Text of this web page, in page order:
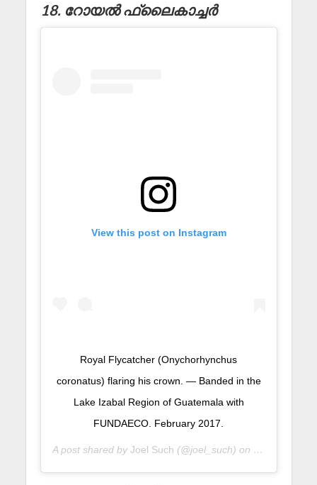
18. റോയൽ ഫ്ലൈകാച്ചർ
View this post on Instagram
Royal Flycatcher (Onychorhynchus
coronatus) flaring his crown. — Banded in the
Lake Izabal Region of Guatemala with
FUNDAECO. February 2017.
A post shared by Joel Such (@joel_such) on Oct 14, 2017